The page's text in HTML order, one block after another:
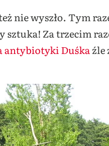
nie wyszło. Tym
Za trzecim
antybiotyki Duśkaźle